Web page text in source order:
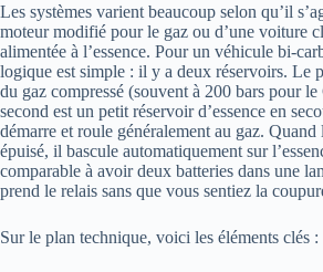
Les systèmes varient beaucoup selon qu’il
moteur modifié pour le gaz ou d’une voiture
alimentée à l’essence. Pour un véhicule bi-
logique est simple : il y a deux réservoirs. Le
du gaz compressé (souvent à 200 bars pour
second est un petit réservoir d’essence en
démarre et roule généralement au gaz. Quand
épuisé, il bascule automatiquement sur
comparable à avoir deux batteries dans une
prend le relais sans que vous sentiez la
Sur le plan technique, voici les éléments clés :